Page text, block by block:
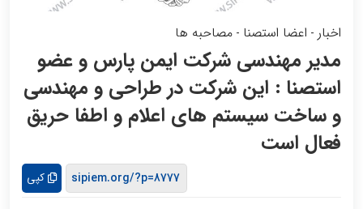
اخبار - اعضا استصنا - مصاحبه ها
مدیر مهندسی شرکت ایمن پارس و عضو
استصنا : این شرکت در طراحی و مهندسی
و ساخت سیستم های اعلام و اطفا حریق
فعال است
کپی